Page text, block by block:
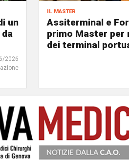
un
2026
il master
Assiterminal e
primo Master per
dei terminal